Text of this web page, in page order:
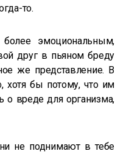
то.
эмоциональным,
друг в пьяном бреду
же представление. В
хотя бы потому, что им
о вреде для организма,
не поднимают в тебе